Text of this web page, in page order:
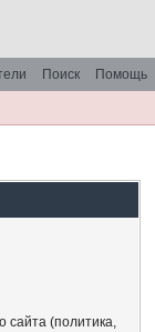
Помощь
Поиск
сайта (политика,